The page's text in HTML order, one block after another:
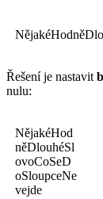
Řešení je nastavit
nulu:
NějakéHod
něDlouhéSl
ovoCoSeD
oSloupceNe
vejde